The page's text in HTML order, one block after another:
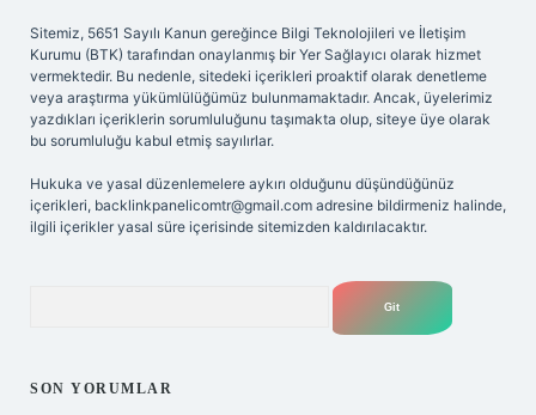
Sitemiz, 5651 Sayılı Kanun gereğince Bilgi Teknolojileri ve İletişim
Kurumu (BTK) tarafından onaylanmış bir Yer Sağlayıcı olarak hizmet
vermektedir. Bu nedenle, sitedeki içerikleri proaktif olarak denetleme
veya araştırma yükümlülüğümüz bulunmamaktadır. Ancak, üyelerimiz
yazdıkları içeriklerin sorumluluğunu taşımakta olup, siteye üye olarak
bu sorumluluğu kabul etmiş sayılırlar.
Hukuka ve yasal düzenlemelere aykırı olduğunu düşündüğünüz
içerikleri, backlinkpanelicomtr@gmail.com adresine bildirmeniz halinde,
ilgili içerikler yasal süre içerisinde sitemizden kaldırılacaktır.
SON YORUMLAR